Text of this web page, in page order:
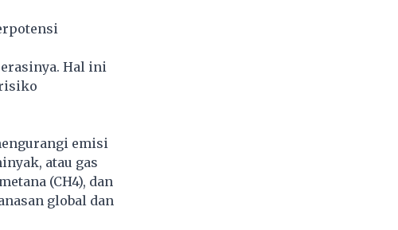
Hal ini
emisi
atau gas
(CH4), dan
global dan